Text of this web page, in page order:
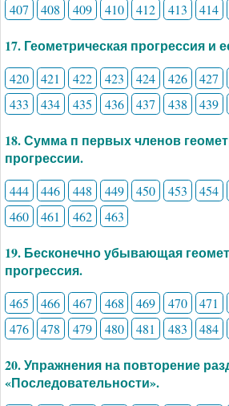
407
408 409 410 412 413 414
17. Геометрическая прогрессия и
420 421 422 423 424 426 427
433
434 435 436 437 438 439
18. Сумма п первых членов
прогрессии.
444 446 448 449 450 453 454
460
461 462 463
19. Бесконечно убывающая
прогрессия.
465 466 467 468 469 470 471
476
478 479 480 481 483 484
20. Упражнения на повторение
«Последовательности».